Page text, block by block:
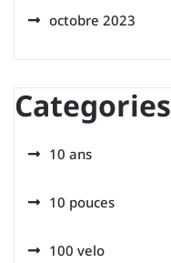
octobre 2023
Categories
10 ans
10 pouces
100 velo